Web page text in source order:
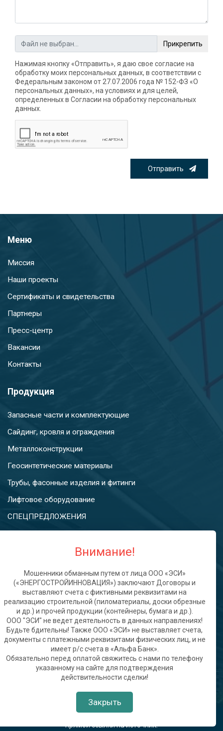
Внимание!
Мошенники обманным путем от лица ООО «ЭСИ»
(«ЭНЕРГОСТРОЙИННОВАЦИЯ») заключают Договоры и
выставляют счета с фиктивными реквизитами на
реализацию строительной (пиломатериалы, доски обрезные
и др.) и прочей продукции (контейнеры, бумага и др.).
ООО "ЭСИ" не ведет деятельность в данных направлениях!
Будьте бдительны! Также ООО «ЭСИ» не выставляет счета,
документы с платежными реквизитами физических лиц, и не
имеет р/с счета в «Альфа Банк».
Обязательно перед оплатой свяжитесь с нами по телефону
указанному на сайте для подтверждения
действительности сделки!
Закрыть
Прикрепить
Нажимая кнопку «Отправить», я даю свое согласие на
обработку моих персональных данных, в соответствии с
Федеральным законом от 27.07.2006 года № 152-ФЗ «О
персональных данных», на условиях и для целей,
определенных в Согласии на обработку персональных
данных.
Отправить
Меню
Миссия
Наши проекты
Сертификаты и свидетельства
Партнеры
Пресс-центр
Вакансии
Контакты
Продукция
Запасные части и комплектующие
Сайдинг, кровля и ограждения
Металлоконструкции
Геосинтетические материалы
Трубы, фасонные изделия и фитинги
Лифтовое оборудование
СПЕЦПРЕДЛОЖЕНИЯ
+7 (495) 798-09-79 (центральный офис)
ЭСИ ЦЕНТРАЛЬНЫЙ ОФИС
Россия, 143081, Московская область, Одинцовский р-н,
Солослово д, Киз Горки-8 тер, дом 275, ПОМЕЩЕНИЕ
37,38,39 ЭТАЖ 3
прямой ссылки на источник.